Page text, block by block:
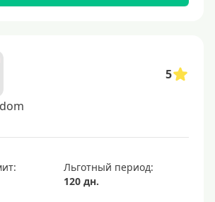
5
Льготный период:
120 дн.